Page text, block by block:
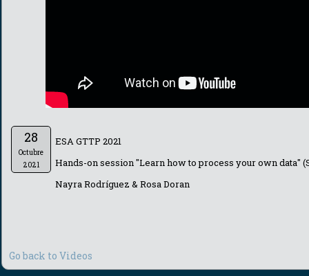
28
Octubre
2021
ESA GTTP 2021
Hands-on session "Learn how to process your own data"
Nayra Rodríguez & Rosa Doran
Go back to Videos